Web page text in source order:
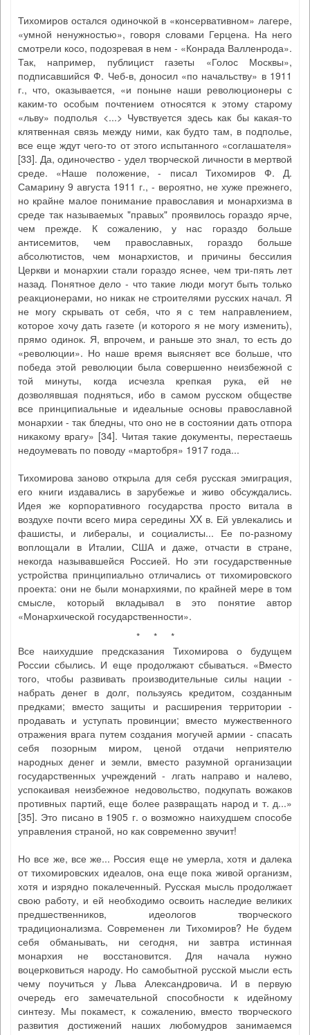
Тихомиров остался одиночкой в «консервативном» лагере,
«умной ненужностью», говоря словами Герцена. На него
смотрели косо, подозревая в нем - «Конрада Валленрода».
Так, например, публицист газеты «Голос Москвы»,
подписавшийся Ф. Чеб-в, доносил «по начальству» в 1911
г., что, оказывается, «и поныне наши революционеры с
каким-то особым почтением относятся к этому старому
«льву» подполья <...> Чувствуется здесь как бы какая-то
клятвенная связь между ними, как будто там, в подполье,
все еще ждут чего-то от этого испытанного «соглашателя»
[33]. Да, одиночество - удел творческой личности в мертвой
среде. «Наше положение, - писал Тихомиров Ф. Д.
Самарину 9 августа 1911 г., - вероятно, не хуже прежнего,
но крайне малое понимание православия и монархизма в
среде так называемых "правых" проявилось гораздо ярче,
чем прежде. К сожалению, у нас гораздо больше
антисемитов, чем православных, гораздо больше
абсолютистов, чем монархистов, и причины бессилия
Церкви и монархии стали гораздо яснее, чем три-пять лет
назад. Понятное дело - что такие люди могут быть только
реакционерами, но никак не строителями русских начал. Я
не могу скрывать от себя, что я с тем направлением,
которое хочу дать газете (и которого я не могу изменить),
прямо одинок. Я, впрочем, и раньше это знал, то есть до
«революции». Но наше время выясняет все больше, что
победа этой революции была совершенно неизбежной с
той минуты, когда исчезла крепкая рука, ей не
дозволявшая подняться, ибо в самом русском обществе
все принципиальные и идеальные основы православной
монархии - так бледны, что оно не в состоянии дать отпора
никакому врагу» [34]. Читая такие документы, перестаешь
недоумевать по поводу «мартобря» 1917 года...
Тихомирова заново открыла для себя русская эмиграция,
его книги издавались в зарубежье и живо обсуждались.
Идея же корпоративного государства просто витала в
воздухе почти всего мира середины XX в. Ей увлекались и
фашисты, и либералы, и социалисты... Ее по-разному
воплощали в Италии, США и даже, отчасти в стране,
некогда называвшейся Россией. Но эти государственные
устройства принципиально отличались от тихомировского
проекта: они не были монархиями, по крайней мере в том
смысле, который вкладывал в это понятие автор
«Монархической государственности».
* * *
Все наихудшие предсказания Тихомирова о будущем
России сбылись. И еще продолжают сбываться. «Вместо
того, чтобы развивать производительные силы нации -
набрать денег в долг, пользуясь кредитом, созданным
предками; вместо защиты и расширения территории -
продавать и уступать провинции; вместо мужественного
отражения врага путем создания могучей армии - спасать
себя позорным миром, ценой отдачи неприятелю
народных денег и земли, вместо разумной организации
государственных учреждений - лгать направо и налево,
успокаивая неизбежное недовольство, подкупать вожаков
противных партий, еще более развращать народ и т. д...»
[35]. Это писано в 1905 г. о возможно наихудшем способе
управления страной, но как современно звучит!
Но все же, все же... Россия еще не умерла, хотя и далека
от тихомировских идеалов, она еще пока живой организм,
хотя и изрядно покалеченный. Русская мысль продолжает
свою работу, и ей необходимо освоить наследие великих
предшественников, идеологов творческого
традиционализма. Современен ли Тихомиров? Не будем
себя обманывать, ни сегодня, ни завтра истинная
монархия не восстановится. Для начала нужно
воцерковиться народу. Но самобытной русской мысли есть
чему поучиться у Льва Александровича. И в первую
очередь его замечательной способности к идейному
синтезу. Мы покамест, к сожалению, вместо творческого
развития достижений наших любомудров занимаемся